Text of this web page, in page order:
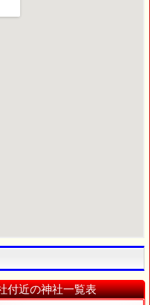
付近の神社一覧表